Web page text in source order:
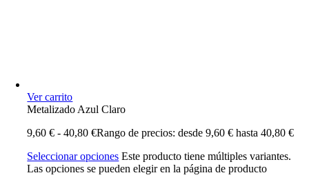
Ver carrito
Metalizado Azul Claro
9,60€ - 40,80€Rango de precios: desde 9,60 € hasta 40,80 €
Seleccionar opciones Este producto tiene múltiples variantes.
Las opciones se pueden elegir en la página de producto